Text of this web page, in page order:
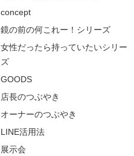
concept
鏡の前の何これー！シリーズ
女性だったら持っていたいシリー
ズ
GOODS
店長のつぶやき
オーナーのつぶやき
LINE活用法
展示会